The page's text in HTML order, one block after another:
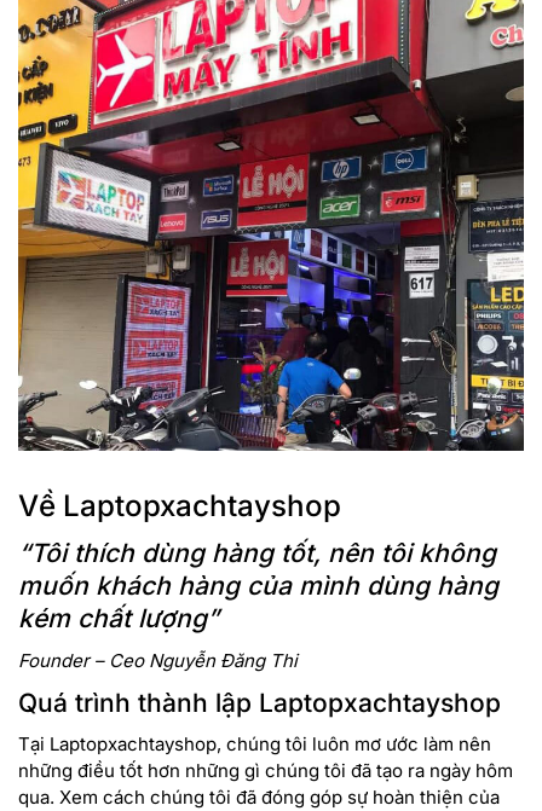
Về Laptopxachtayshop
“Tôi thích dùng hàng tốt, nên tôi không
muốn khách hàng của mình dùng hàng
kém chất lượng”
Founder – Ceo Nguyễn Đăng Thi
Quá trình thành lập Laptopxachtayshop
Tại Laptopxachtayshop, chúng tôi luôn mơ ước làm nên
những điều tốt hơn những gì chúng tôi đã tạo ra ngày hôm
qua. Xem cách chúng tôi đã đóng góp sự hoàn thiện của